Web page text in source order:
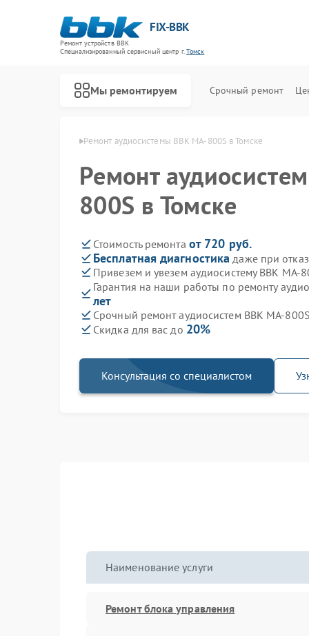
FIX-BBK
Ремонт устройств BBK
Специализированный cервисный центр г.Томск
Мы ремонтируем Срочный ремонт
Ремонт аудиосистемы BBK MA-800S в Томске
Ремонт
800S в Томске
Стоимость ремонта от 720 руб.
Бесплатная диагностика даже при
Привезем и увезем аудиосистему BBK MA-
Гарантия на наши работы по ремонту
лет
Срочный ремонт аудиосистем BBK MA-
Скидка для вас до 20%
Консультация со специалистом
Наименование услуги
Ремонт блока управления